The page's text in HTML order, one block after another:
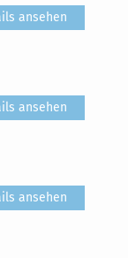
ansehen
ansehen
ansehen